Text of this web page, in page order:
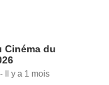
Cinéma du
- Il y a 1 mois